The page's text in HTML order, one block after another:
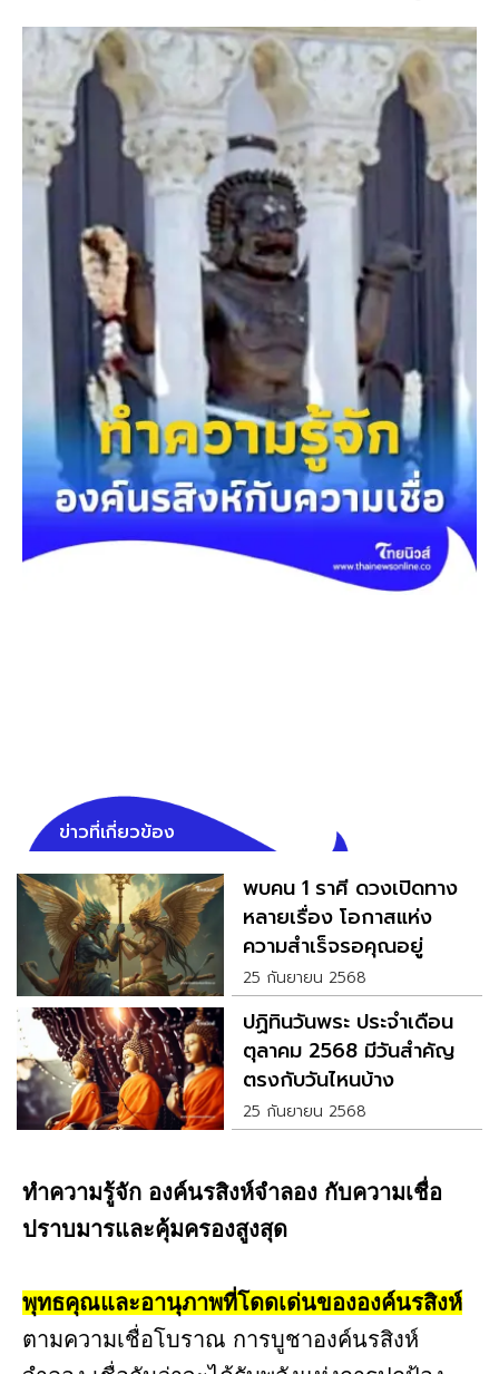
ข่าวที่เกี่ยวข้อง
พบคน 1 ราศี ดวงเปิดทาง
หลายเรื่อง โอกาสแห่ง
ความสำเร็จรอคุณอยู่
25 กันยายน 2568
ปฏิทินวันพระ ประจำเดือน
ตุลาคม 2568 มีวันสำคัญ
ตรงกับวันไหนบ้าง
25 กันยายน 2568
ทำความรู้จัก องค์นรสิงห์จำลอง กับความเชื่อ
ปราบมารและคุ้มครองสูงสุด
พุทธคุณและอานุภาพที่โดดเด่นขององค์นรสิงห์
ตามความเชื่อโบราณ การบูชาองค์นรสิงห์